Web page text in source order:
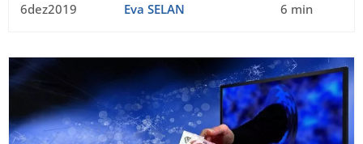
6dez2019 Eva SELAN 6 min